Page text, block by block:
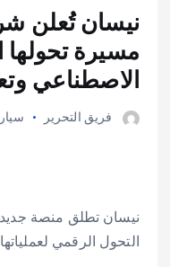
نيسان تُعلن
مسيرة تحولها
الاصطناعي
فريق التحرير
نيسان تطلق منصة
التحول الرقمي